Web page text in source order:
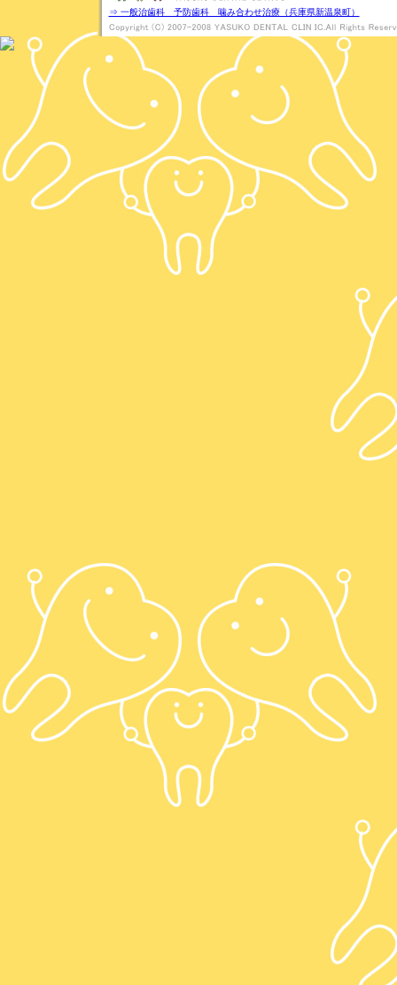
⇒ 一般治歯科 予防歯科 噛み合わせ治療（兵庫県新温泉町）